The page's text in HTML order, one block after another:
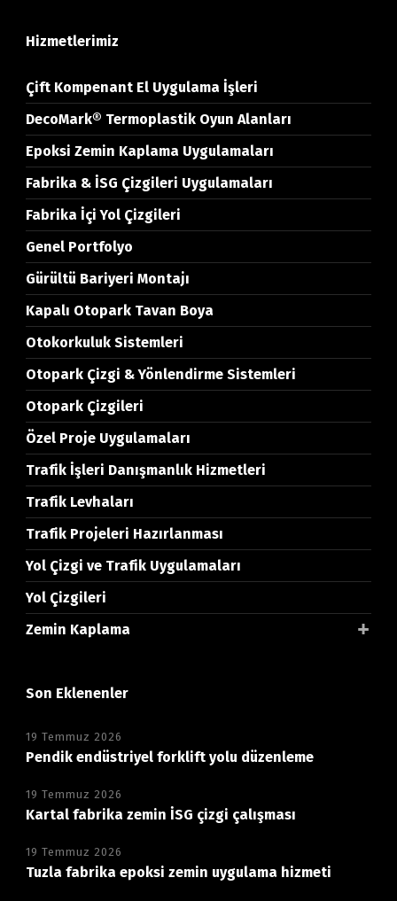
Hizmetlerimiz
Çift Kompenant El Uygulama İşleri
DecoMark® Termoplastik Oyun Alanları
Epoksi Zemin Kaplama Uygulamaları
Fabrika & İSG Çizgileri Uygulamaları
Fabrika İçi Yol Çizgileri
Genel Portfolyo
Gürültü Bariyeri Montajı
Kapalı Otopark Tavan Boya
Otokorkuluk Sistemleri
Otopark Çizgi & Yönlendirme Sistemleri
Otopark Çizgileri
Özel Proje Uygulamaları
Trafik İşleri Danışmanlık Hizmetleri
Trafik Levhaları
Trafik Projeleri Hazırlanması
Yol Çizgi ve Trafik Uygulamaları
Yol Çizgileri
Zemin Kaplama
Son Eklenenler
19 Temmuz 2026
Pendik endüstriyel forklift yolu düzenleme
19 Temmuz 2026
Kartal fabrika zemin İSG çizgi çalışması
19 Temmuz 2026
Tuzla fabrika epoksi zemin uygulama hizmeti